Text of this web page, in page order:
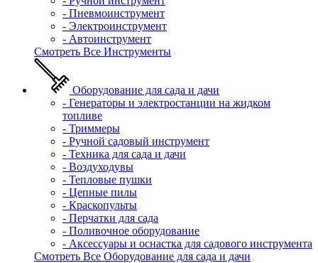
- Пневмоинструмент
- Электроинструмент
- Автоинструмент
Смотреть Все Инструменты
Оборудование для сада и дачи
- Генераторы и электростанции на жидком
топливе
- Триммеры
- Ручной садовый инструмент
- Техника для сада и дачи
- Воздуходувы
- Тепловые пушки
- Цепные пилы
- Краскопульты
- Перчатки для сада
- Поливочное оборудование
- Аксессуары и оснастка для садового инструмента
Смотреть Все Оборудование для сада и дачи